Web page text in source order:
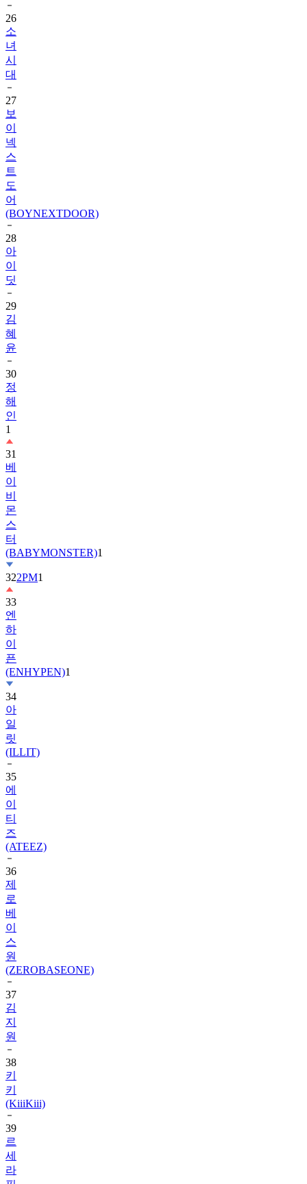
소
녀
시
대
27
보
이
넥
스
트
도
어
(BOYNEXTDOOR)
28
아
이
딧
29
김
혜
윤
30
정
해
인
1
31
베
이
비
몬
스
터
(BABYMONSTER)
322PM1
33
엔
하
이
픈
(ENHYPEN)
34
아
일
릿
(ILLIT)
35
에
이
티
즈
(ATEEZ)
36
제
로
베
이
스
원
(ZEROBASEONE)
37
김
지
원
38
키
키
(KiiiKiii)
39
르
세
라
핌
(LE